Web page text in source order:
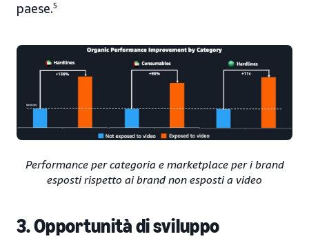
paese.5
Performance per categoria e marketplace per i brand
esposti rispetto ai brand non esposti a video
3. Opportunità di sviluppo